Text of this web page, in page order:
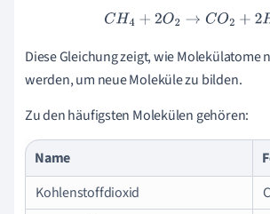
CH 4+2O 2→CO2+2 H2 O
Diese Gleichung zeigt, wie Molekülatome
werden, um neue Moleküle zu bilden.
Zu den häufigsten Molekülen gehören:
Name
Kohlenstoffdioxid